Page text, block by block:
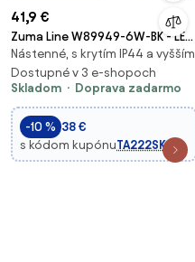
41,9 €
Zuma Line W89949-6W-BK - LED
Osvetlenie zrkadla CAMARA
LED/6W/230V IP44 čierna
Nástenné, s krytím IP44 a vyšším
Dostupné v 3 e-shopoch
Skladom
Doprava zadarmo
-10 % 38 €
s kódom kupónuTA222SK